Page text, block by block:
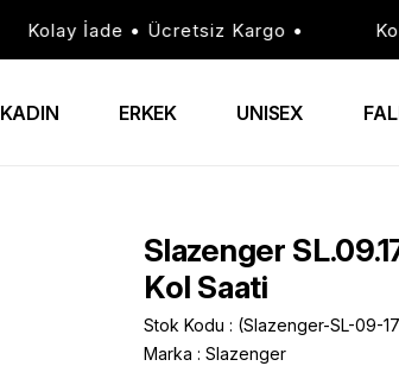
Kolay İade • Ücretsiz Kargo •
KADIN ERKEK UNISEX
Slazenger
Kol Saati
Stok Kodu
(Slazenger-SL-09-
Marka : Slazenger